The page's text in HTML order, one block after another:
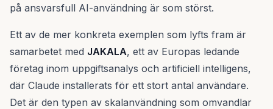
på ansvarsfull AI-användning är som störst.
Ett av de mer konkreta exemplen som lyfts fram är
samarbetet med JAKALA, ett av Europas ledande
företag inom uppgiftsanalys och artificiell intelligens,
där Claude installerats för ett stort antal användare.
Det är den typen av skalanvändning som omvandlar